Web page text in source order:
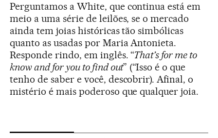
Perguntamos a White, que continua está em
meio a uma série de leilões, se o mercado
ainda tem joias históricas tão simbólicas
quanto as usadas por Maria Antonieta.
Responde rindo, em inglês. “That’s for me to
know and for you to find out” (“Isso é o que
tenho de saber e você, descobrir). Afinal, o
mistério é mais poderoso que qualquer joia.